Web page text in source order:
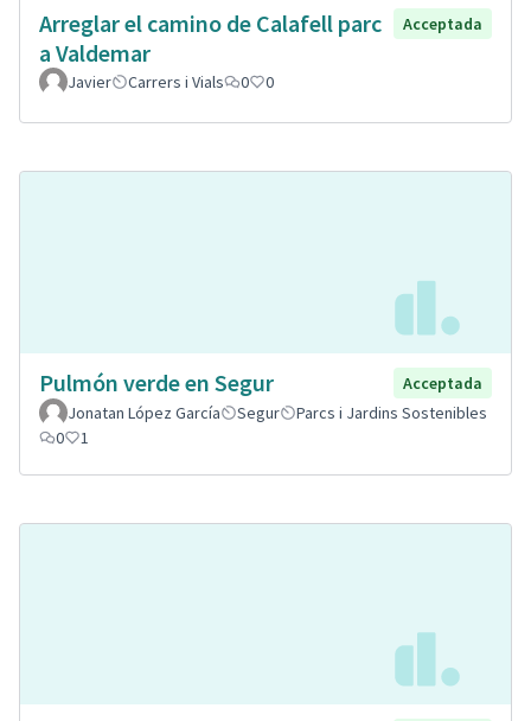
Arreglar el camino de Calafell parc
a Valdemar
Acceptada
Javier Carrers i Vials 0 0
Pulmón verde en Segur
Acceptada
Jonatan López García
Segur
Parcs i Jardins Sostenibles
0
1